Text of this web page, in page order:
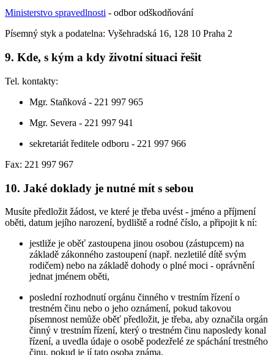
Ministerstvo spravedlnosti - odbor odškodňování
Písemný styk a podatelna: Vyšehradská 16, 128 10 Praha 2
9. Kde, s kým a kdy životní situaci řešit
Tel. kontakty:
Mgr. Staňková - 221 997 965
Mgr. Severa - 221 997 941
sekretariát ředitele odboru - 221 997 966
Fax: 221 997 967
10. Jaké doklady je nutné mít s sebou
Musíte předložit žádost, ve které je třeba uvést - jméno a příjmení
oběti, datum jejího narození, bydliště a rodné číslo, a připojit k ní:
jestliže je oběť zastoupena jinou osobou (zástupcem) na
základě zákonného zastoupení (např. nezletilé dítě svým
rodičem) nebo na základě dohody o plné moci - oprávnění
jednat jménem oběti,
poslední rozhodnutí orgánu činného v trestním řízení o
trestném činu nebo o jeho oznámení, pokud takovou
písemnost nemůže oběť předložit, je třeba, aby označila orgán
činný v trestním řízení, který o trestném činu naposledy konal
řízení, a uvedla údaje o osobě podezřelé ze spáchání trestného
činu, pokud je jí tato osoba známa,